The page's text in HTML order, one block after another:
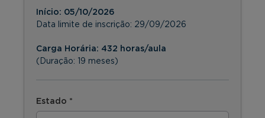
Início: 05/10/2026
Data limite de inscrição: 29/09/2026
Carga Horária: 432 horas/aula
(Duração: 19 meses)
Estado *